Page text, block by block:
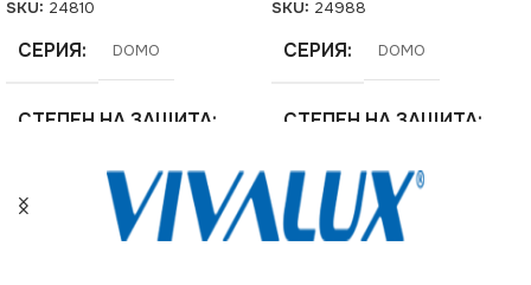
SKU: 24810
СЕРИЯ DOMO
СТЕПЕН НА ЗАЩИТА
Кремав
SKU: 24988
СЕРИЯ DOMO
СТЕПЕН НА ЗАЩИТА
IP20
ЦВЯТ Перлено Бяло